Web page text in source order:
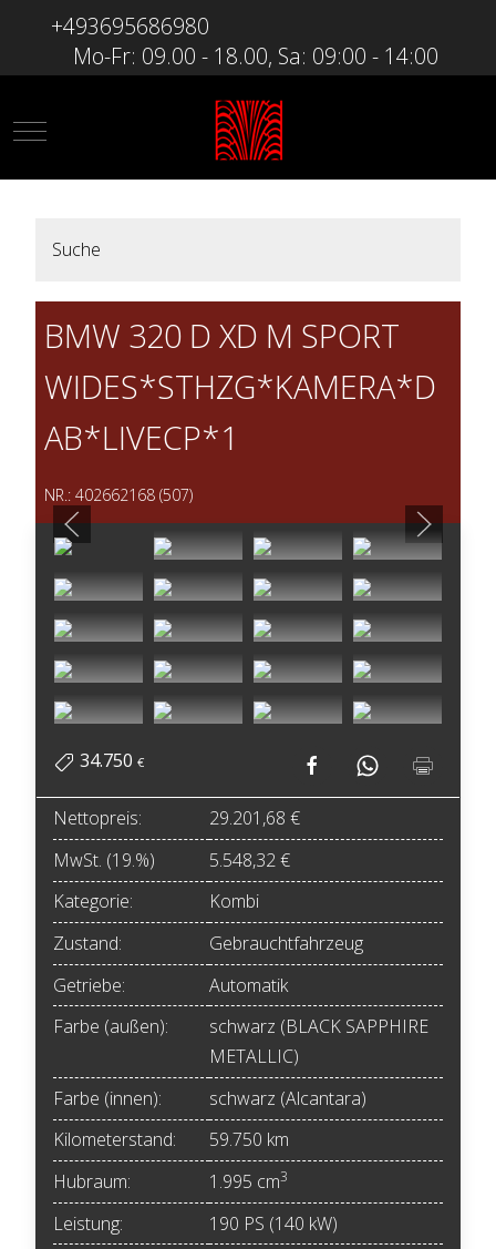
+493695686980
Mo-Fr: 09.00 - 18.00, Sa: 09:00 - 14:00
Mobile Menu Toggle
Suche
BMW 320 D XD M SPORT
WIDES*STHZG*KAMERA*D
AB*LIVECP*1
NR.: 402662168 (507)
34.750 €
Nettopreis:
29.201,68 €
MwSt. (19.%)
5.548,32 €
Kategorie:
Kombi
Zustand:
Gebrauchtfahrzeug
Getriebe:
Automatik
Farbe (außen):
schwarz (BLACK SAPPHIRE
METALLIC)
Farbe (innen):
schwarz (Alcantara)
Kilometerstand:
59.750 km
Hubraum:
1.995 cm3
Leistung:
190 PS (140 kW)